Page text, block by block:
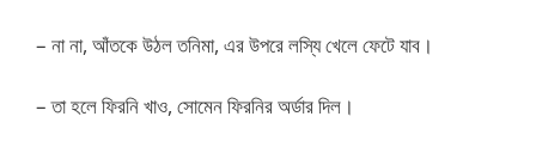
– না না, আঁতকে উঠল তনিমা, এর উপরে লস্যি খেলে ফেটে যাব।
– তা হলে ফিরনি খাও, সোমেন ফিরনির অর্ডার দিল।